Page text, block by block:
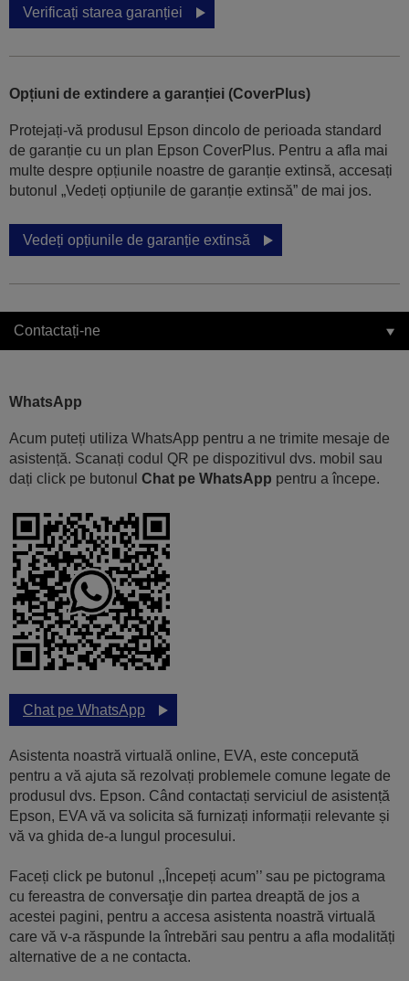
Verificați starea garanției
Opțiuni de extindere a garanției (CoverPlus)
Protejați-vă produsul Epson dincolo de perioada standard
de garanție cu un plan Epson CoverPlus. Pentru a afla mai
multe despre opțiunile noastre de garanție extinsă, accesați
butonul „Vedeți opțiunile de garanție extinsă” de mai jos.
Vedeți opțiunile de garanție extinsă
Contactați-ne
WhatsApp
Acum puteți utiliza WhatsApp pentru a ne trimite mesaje de
asistență. Scanați codul QR pe dispozitivul dvs. mobil sau
dați click pe butonul Chat pe WhatsApp pentru a începe.
Chat pe WhatsApp
Asistenta noastră virtuală online, EVA, este concepută
pentru a vă ajuta să rezolvați problemele comune legate de
produsul dvs. Epson. Când contactați serviciul de asistență
Epson, EVA vă va solicita să furnizați informații relevante și
vă va ghida de-a lungul procesului.
Faceți click pe butonul ,,Începeți acum’’ sau pe pictograma
cu fereastra de conversaţie din partea dreaptă de jos a
acestei pagini, pentru a accesa asistenta noastră virtuală
care vă v-a răspunde la întrebări sau pentru a afla modalități
alternative de a ne contacta.